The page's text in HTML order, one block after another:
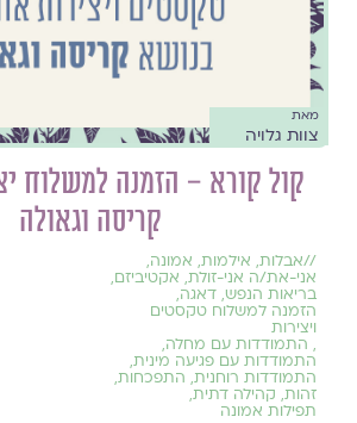
מאת
צוות גלויה
קול קורא – הזמנה למשלוח
קריסה וגאולה
//אבלות, אילמות, אמונה,
אני-את/ה אני-זולת, אקטיביזם,
בריאות הנפש, דאגה,
הזמנה למשלוח טקסטים
ויצירות
, התמודדות עם מחלה,
התמודדות עם פגיעה מינית,
התמודדות רוחנית, התפכחות,
זהות, קהילה דתית,
תפילות אמונה